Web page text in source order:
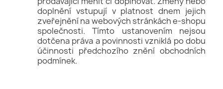
doplnění vstupují v platnost dnem jejich
zveřejnění na webových stránkách e-shopu
společnosti. Tímto ustanovením nejsou
dotčena práva a povinnosti vzniklá po dobu
účinnosti předchozího znění obchodních
podmínek.